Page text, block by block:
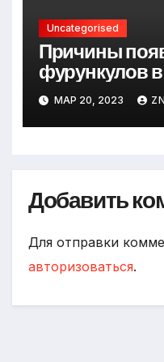
Uncategorised
Причины
фурункулов
МАР 20, 2023
Добавить
Для отправки
авторизоваться.